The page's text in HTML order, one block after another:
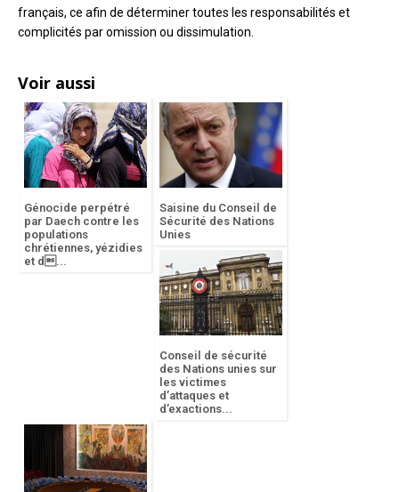
français, ce afin de déterminer toutes les responsabilités et
complicités par omission ou dissimulation.
Voir aussi
Génocide perpétré
par Daech contre les
populations
chrétiennes, yézidies
et d...
Saisine du Conseil de
Sécurité des Nations
Unies
Conseil de sécurité
des Nations unies sur
les victimes
d’attaques et
d’exactions...